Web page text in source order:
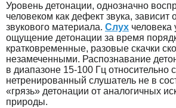
Уровень детонации, однозначно
человеком как дефект звука, зависит
звукового материала. Слух человека
ощущение детонации за время
кратковременные, разовые скачки
незамеченными. Распознавание
в диапазоне 15-100 Гц относительно
нетренированный слушатель не в
«грязь» детонации от аналогичных
природы.